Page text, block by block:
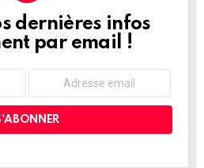
dernières infos
par email !